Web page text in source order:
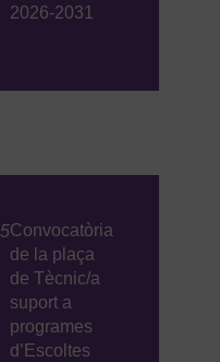
2026-2031
Convocatòria
de la plaça
de Tècnic/a
suport a
programes
d’Escoltes